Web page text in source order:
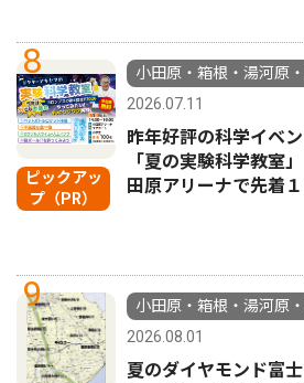
8
ピックアッ
プ（PR）
小田原・箱根・湯河原
2026.07.11
昨年好評の科学イベ
「夏の実験科学教室
田原アリーナで先着
9
小田原・箱根・湯河原
2026.08.01
夏のダイヤモンド富